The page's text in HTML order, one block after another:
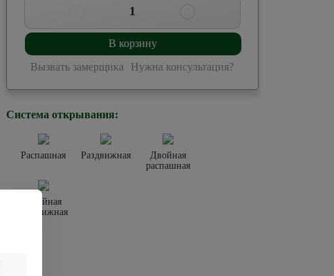
1
В корзину
Вызвать замерщика
Нужна консультация?
Система открывания:
Распашная Раздвижная
Двойная
распашная
Двойная
раздвижная